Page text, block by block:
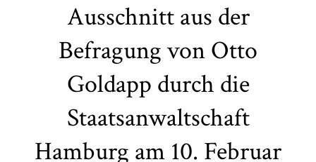
Ausschnitt aus der
Befragung von Otto
Goldapp durch die
Staatsanwaltschaft
Hamburg am 10. Februar